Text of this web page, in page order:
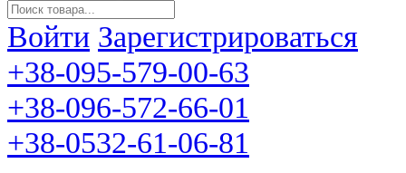
Войти Зарегистрироваться
+38-095-579-00-63
+38-096-572-66-01
+38-0532-61-06-81